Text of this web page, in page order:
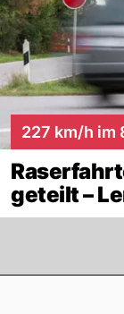
227 km/h im
geteilt –